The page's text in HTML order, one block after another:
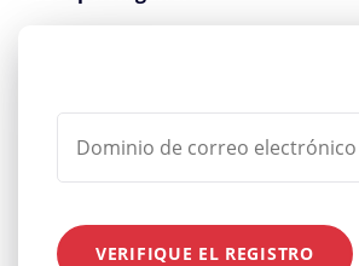
VERIFIQUE EL REGISTRO